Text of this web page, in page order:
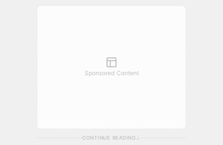
Sponsored Content
CONTINUE READING